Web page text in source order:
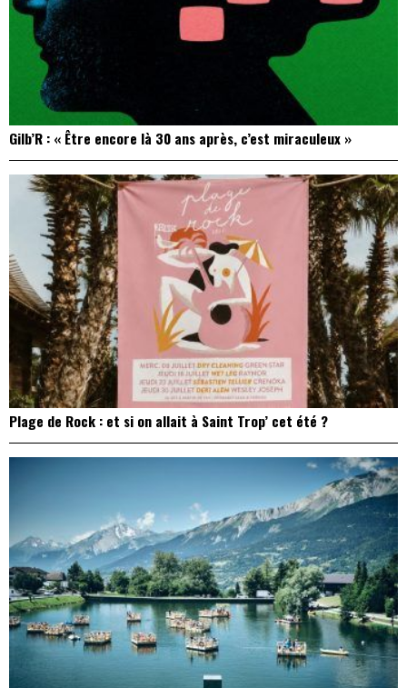
Gilb’R : « Être encore là 30 ans après, c’est miraculeux »
Plage de Rock : et si on allait à Saint Trop’ cet été ?